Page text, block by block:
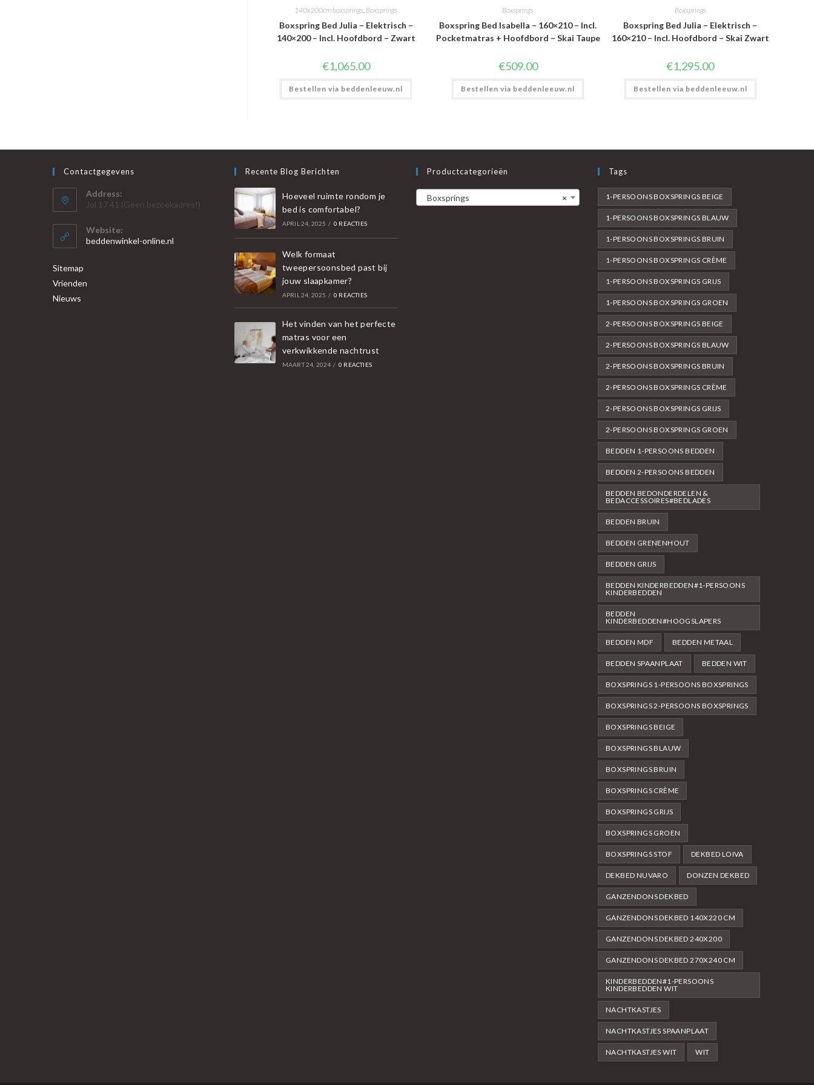
140x200cm boxsprings, Boxsprings
Boxspring Bed Julia – Elektrisch –
140×200 – Incl. Hoofdbord – Zwart
€1,065.00
Bestellen via beddenleeuw.nl
Boxsprings
Boxspring Bed Isabella – 160×210 – Incl.
Pocketmatras + Hoofdbord – Skai Taupe
€509.00
Bestellen via beddenleeuw.nl
Boxsprings
Boxspring Bed Julia – Elektrisch –
160×210 – Incl. Hoofdbord – Skai Zwart
€1,295.00
Bestellen via beddenleeuw.nl
Contactgegevens
Address:
Jol 17 41 (Geen bezoekadres!)
Website:
beddenwinkel-online.nl
Sitemap
Vrienden
Nieuws
Recente Blog Berichten
Hoeveel ruimte rondom je
bed is comfortabel?
APRIL 24, 2025 / 0 REACTIES
Welk formaat
tweepersoonsbed past bij
jouw slaapkamer?
APRIL 24, 2025 / 0 REACTIES
Het vinden van het perfecte
matras voor een
verkwikkende nachtrust
MAART 24, 2024 / 0 REACTIES
Productcategorieën
×
Boxsprings
Tags
1-PERSOONS BOXSPRINGS BEIGE
1-PERSOONS BOXSPRINGS BLAUW
1-PERSOONS BOXSPRINGS BRUIN
1-PERSOONS BOXSPRINGS CRÈME
1-PERSOONS BOXSPRINGS GRIJS
1-PERSOONS BOXSPRINGS GROEN
2-PERSOONS BOXSPRINGS BEIGE
2-PERSOONS BOXSPRINGS BLAUW
2-PERSOONS BOXSPRINGS BRUIN
2-PERSOONS BOXSPRINGS CRÈME
2-PERSOONS BOXSPRINGS GRIJS
2-PERSOONS BOXSPRINGS GROEN
BEDDEN 1-PERSOONS BEDDEN
BEDDEN 2-PERSOONS BEDDEN
BEDDEN BEDONDERDELEN &
BEDACCESSOIRES#BEDLADES
BEDDEN BRUIN
BEDDEN GRENENHOUT
BEDDEN GRIJS
BEDDEN KINDERBEDDEN#1-PERSOONS
KINDERBEDDEN
BEDDEN
KINDERBEDDEN#HOOGSLAPERS
BEDDEN MDF BEDDEN METAAL
BEDDEN SPAANPLAAT BEDDEN WIT
BOXSPRINGS 1-PERSOONS BOXSPRINGS
BOXSPRINGS 2-PERSOONS BOXSPRINGS
BOXSPRINGS BEIGE
BOXSPRINGS BLAUW
BOXSPRINGS BRUIN
BOXSPRINGS CRÈME
BOXSPRINGS GRIJS
BOXSPRINGS GROEN
BOXSPRINGS STOF DEKBED LOIVA
DEKBED NUVARO DONZEN DEKBED
GANZENDONS DEKBED
GANZENDONS DEKBED 140X220 CM
GANZENDONS DEKBED 240X200
GANZENDONS DEKBED 270X240 CM
KINDERBEDDEN#1-PERSOONS
KINDERBEDDEN WIT
NACHTKASTJES
NACHTKASTJES SPAANPLAAT
NACHTKASTJES WIT WIT